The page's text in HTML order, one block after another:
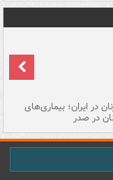
در ایران؛ بیماری‌های
در صدر